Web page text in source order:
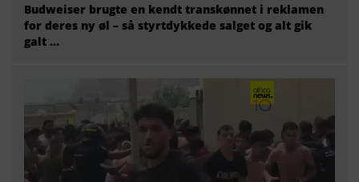
Budweiser brugte en kendt transkønnet i reklamen
for deres ny øl – så styrtdykkede salget og alt gik
galt …